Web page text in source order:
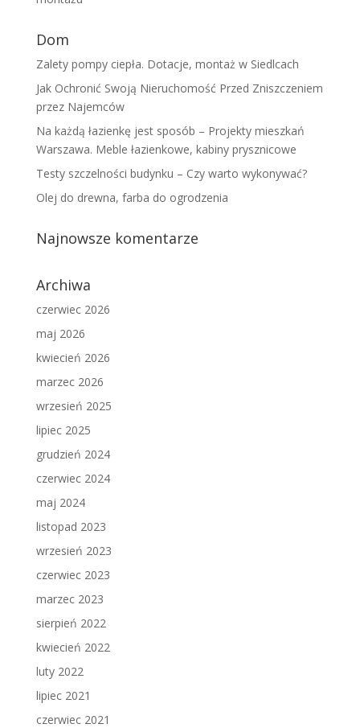
Dom
Zalety pompy ciepła. Dotacje, montaż w Siedlcach
Jak Ochronić Swoją Nieruchomość Przed Zniszczeniem
przez Najemców
Na każdą łazienkę jest sposób – Projekty mieszkań
Warszawa. Meble łazienkowe, kabiny prysznicowe
Testy szczelności budynku – Czy warto wykonywać?
Olej do drewna, farba do ogrodzenia
Najnowsze komentarze
Archiwa
czerwiec 2026
maj 2026
kwiecień 2026
marzec 2026
wrzesień 2025
lipiec 2025
grudzień 2024
czerwiec 2024
maj 2024
listopad 2023
wrzesień 2023
czerwiec 2023
marzec 2023
sierpień 2022
kwiecień 2022
luty 2022
lipiec 2021
czerwiec 2021